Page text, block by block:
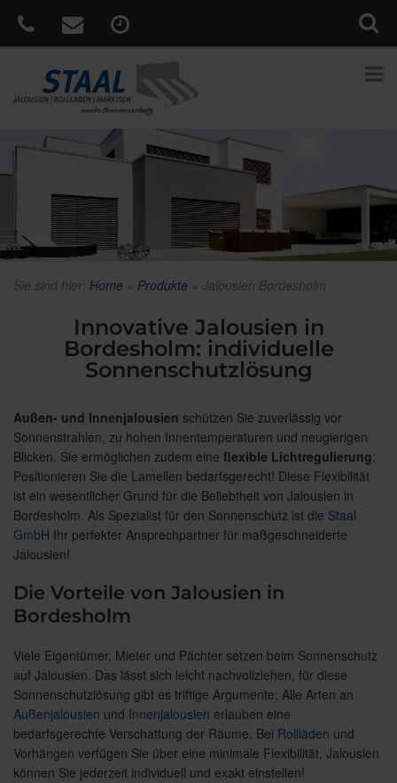
Sie sind hier: Home » Produkte » Jalousien Bordesholm
Innovative Jalousien in
Bordesholm: individuelle
Sonnenschutzlösung
Außen- und Innenjalousien schützen Sie zuverlässig vor
Sonnenstrahlen, zu hohen Innentemperaturen und neugierigen
Blicken. Sie ermöglichen zudem eine flexible Lichtregulierung:
Positionieren Sie die Lamellen bedarfsgerecht! Diese Flexibilität
ist ein wesentlicher Grund für die Beliebtheit von Jalousien in
Bordesholm. Als Spezialist für den Sonnenschutz ist die Staal
GmbH Ihr perfekter Ansprechpartner für maßgeschneiderte
Jalousien!
Die Vorteile von Jalousien in
Bordesholm
Viele Eigentümer, Mieter und Pächter setzen beim Sonnenschutz
auf Jalousien. Das lässt sich leicht nachvollziehen, für diese
Sonnenschutzlösung gibt es triftige Argumente: Alle Arten an
Außenjalousien und Innenjalousien erlauben eine
bedarfsgerechte Verschattung der Räume. Bei Rollläden und
Vorhängen verfügen Sie über eine minimale Flexibilität, Jalousien
können Sie jederzeit individuell und exakt einstellen!